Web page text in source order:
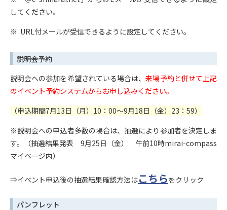
してください。
※ URL付メールが受信できるように設定してください。
説明会予約
説明会への参加を希望されている場合は、来場予約と併せて上記
のイベント予約システムからお申し込みください。
（申込期間7月13日（月）10：00～9月18日（金）23：59）
※説明会への申込者多数の場合は、抽選により参加者を決定しま
す。（抽選結果発表 9月25日（金） 午前10時mirai-compass
マイページ内）
⇒イベント申込後の抽選結果確認方法はこちらをクリック
パンフレット